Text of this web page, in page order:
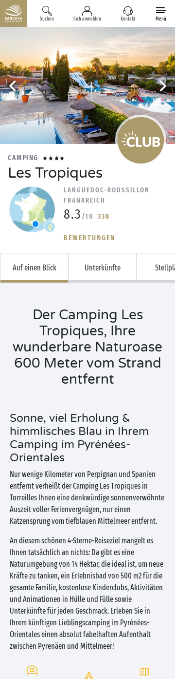
Suchen Sich anmelden Kontakt Menü
CAMPING
Les Tropiques
LANGUEDOC-ROUSSILLON
FRANKREICH
8.3 /10 338
BEWERTUNGEN
Auf einen Blick Unterkünfte
Der Camping Les
Tropiques, Ihre
wunderbare Naturoase
600 Meter vom Strand
entfernt
Sonne, viel Erholung &
himmlisches Blau in Ihrem
Camping im Pyrénées-
Orientales
Nur wenige Kilometer von Perpignan und Spanien
entfernt verheißt der Camping Les Tropiques in
Torreilles Ihnen eine denkwürdige sonnenverwöhnte
Auszeit voller Ferienvergnügen, nur einen
Katzensprung vom tiefblauen Mittelmeer entfernt.
An diesem schönen 4-Sterne-Reiseziel mangelt es
Ihnen tatsächlich an nichts: Da gibt es eine
Naturumgebung von 14 Hektar, die ideal ist, um neue
Kräfte zu tanken, ein Erlebnisbad von 500 m2 für die
gesamte Familie, kostenlose Kinderclubs, Aktivitäten
und Animationen in Hülle und Fülle sowie
Unterkünfte für jeden Geschmack. Erleben Sie in
Ihrem künftigen Lieblingscamping im Pyrénées-
Orientales einen absolut fabelhaften Aufenthalt
zwischen Pyrenäen und Mittelmeer!